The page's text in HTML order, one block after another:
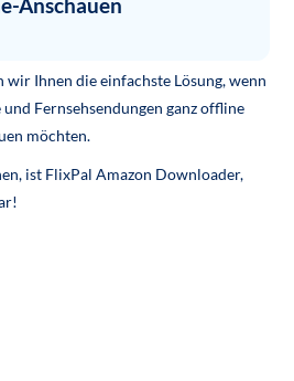
wir Ihnen die einfachste Lösung, wenn
Fernsehsendungen ganz offline
möchten.
ist FlixPal Amazon Downloader,